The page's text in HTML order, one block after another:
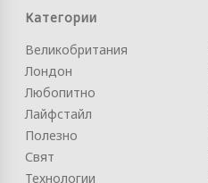
Категории
Великобритания
Лондон
Любопитно
Лайфстайл
Полезно
Свят
Технологии